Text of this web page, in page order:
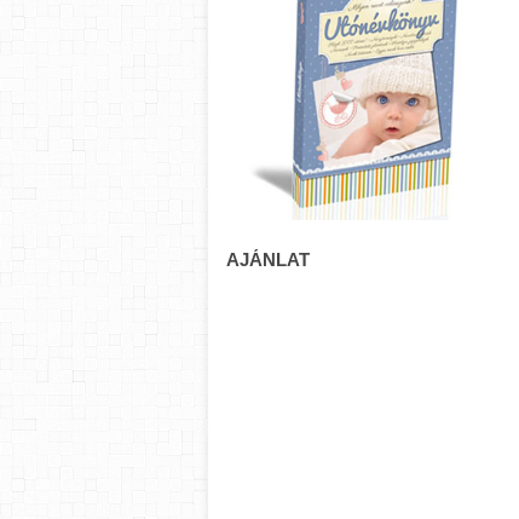
AJÁNLAT